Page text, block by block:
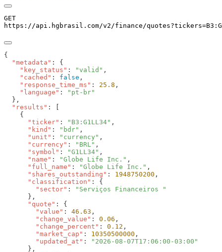
GET
https://api.hgbrasil.com/v2/finance/quotes?tickers=
  "metadata"
    "key_status"
: "valid"
    "cached"
: false
    "response_time_ms"
: 25.8
    "language"
:
  "results"
      "ticker"
: "B3:G1LL34"
      "kind"
: "bdr"
      "unit"
: "currency"
      "currency"
: "BRL"
      "symbol"
: "G1LL34"
      "name"
: "Globe Life Inc."
      "full_name"
: "Globe Life Inc."
      "shares_outstanding"
: 1948750200
      "classification"
        "sector"
:
      "quote"
        "value"
: 46.63
        "change_value"
: 0.06
        "change_percent"
: 0.12
        "market_cap"
: 10350500000
        "updated_at"
: